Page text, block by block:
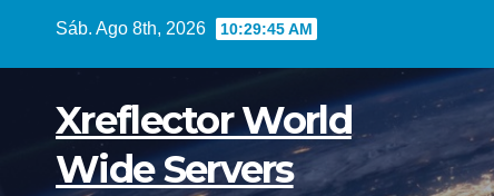
Sáb. Ago 8th, 2026 10:29:46 AM
Xreflector World
Wide Servers